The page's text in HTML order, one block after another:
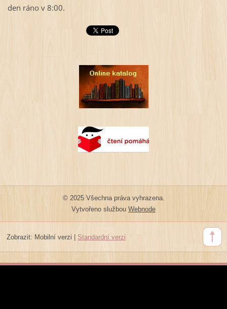
den ráno v 8:00.
© 2025 Všechna práva vyhrazena.
Vytvořeno službou Webnode
Zobrazit: Mobilní verzi Standardní verzi